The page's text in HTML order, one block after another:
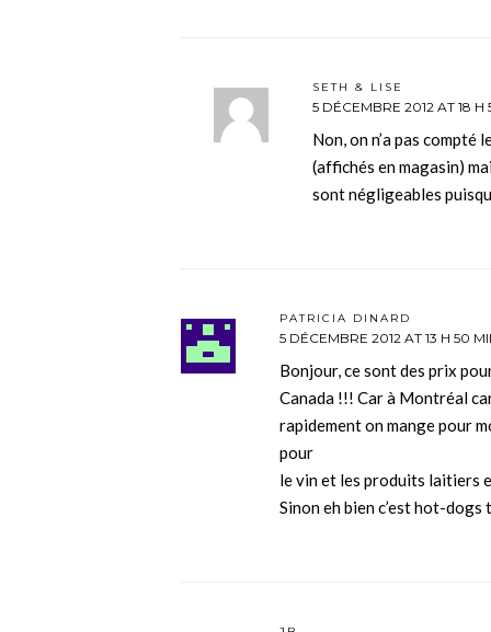
SETH & LISE
5 DÉCEMBRE 2012 AT 18 H
Non, on n’a pas
(affichés en magasin)
sont négligeables
PATRICIA DINARD
5 DÉCEMBRE 2012 AT 13 H 50
Bonjour, ce sont des prix
Canada !!! Car à Montréal
rapidement on mange pour
pour
le vin et les produits laitiers
Sinon eh bien c’est hot-